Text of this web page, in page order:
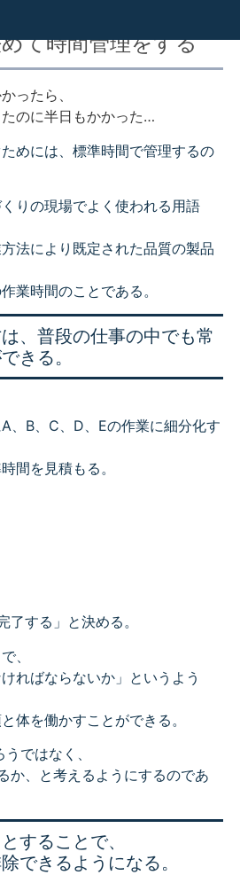
て時間管理をする
ったら、
のに半日もかかった…
めには、標準時間で管理するの
りの現場でよく使われる用語
法により既定された品質の製品
業時間のことである。
、普段の仕事の中でも常
きる。
、B、C、D、Eの作業に細分化す
間を見積もる。
する」と決める。
、
ればならないか」というよう
体を働かすことができる。
ではなく、
か、と考えるようにするのであ
することで、
できるようになる。